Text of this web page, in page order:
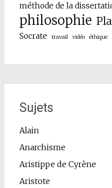
méthode de la
philosophie
Socrate travail vidéo éthique
Sujets
Alain
Anarchisme
Aristippe de Cyrène
Aristote